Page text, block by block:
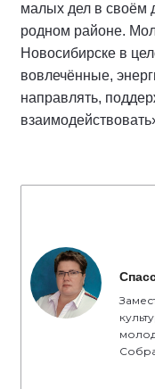
малых дел в своём
родном районе.
Новосибирске в
вовлечённые,
направлять,